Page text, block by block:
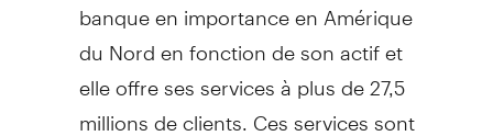
du Nord en fonction de son actif et
elle offre ses services à plus de 27,5
millions de clients. Ces services sont